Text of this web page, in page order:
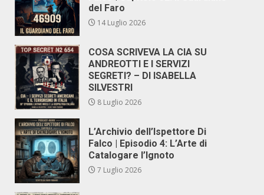
del Faro
14 Luglio 2026
COSA SCRIVEVA LA CIA SU
ANDREOTTI E I SERVIZI
SEGRETI? – DI ISABELLA
SILVESTRI
8 Luglio 2026
L’Archivio dell’Ispettore Di
Falco | Episodio 4: L’Arte di
Catalogare l’Ignoto
7 Luglio 2026